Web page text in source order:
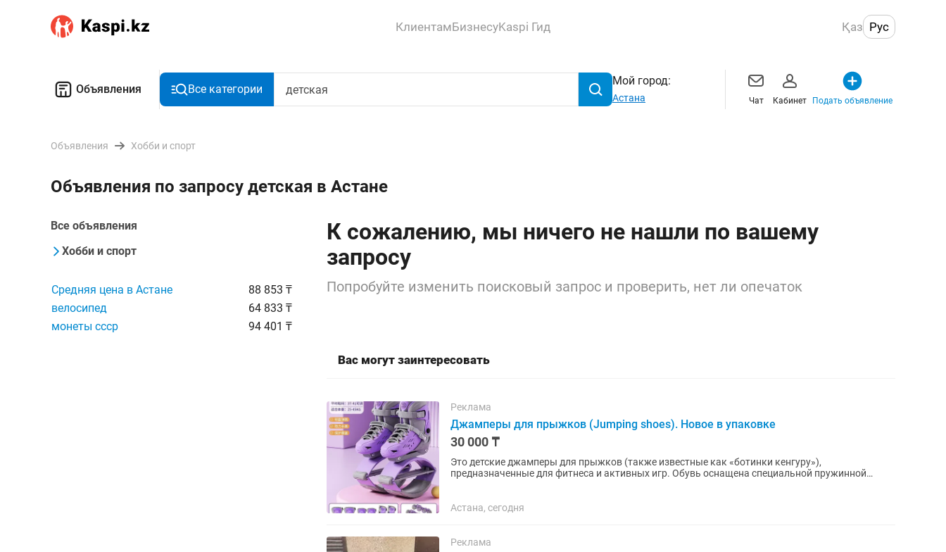
КлиентамБизнесуKaspi Гид Қаз Рус
Объявления Все категории
Мой город:
Астана Чат Кабинет Подать объявление
Объявления Хобби и спорт
Объявления по запросу детская в Астане
Все объявления
Хобби и спорт
Средняя цена в Астане
88 853 ₸
велосипед
64 833 ₸
монеты ссср
94 401 ₸
К сожалению, мы ничего не нашли по вашему
запросу
Попробуйте изменить поисковый запрос и проверить, нет ли опечаток
Вас могут заинтересовать
Реклама
Джамперы для прыжков (Jumping shoes). Новое в упаковке
30 000 ₸
Это детские джамперы для прыжков (также известные как «ботинки кенгуру»),
предназначенные для фитнеса и активных игр. Обувь оснащена специальной пружинной
Астана, сегодня
Реклама